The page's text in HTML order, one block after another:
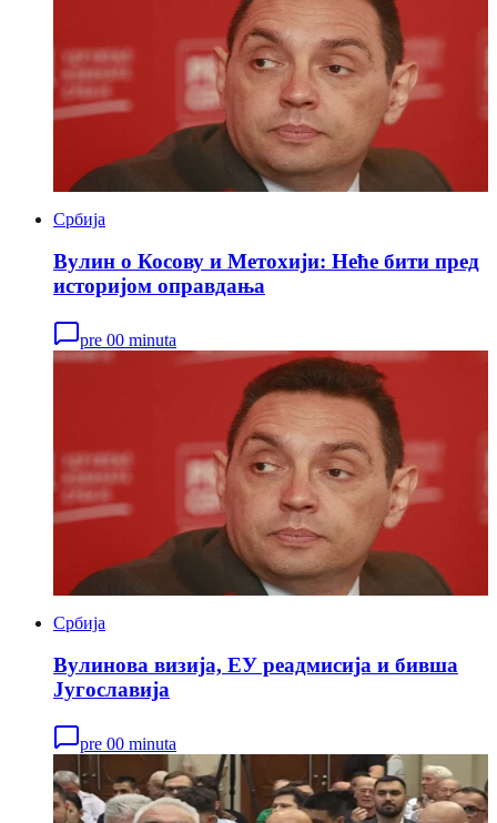
Србија
Вулин о Косову и Метохији: Неће бити пред
историјом оправдања
pre 00 minuta
Србија
Вулинова визија, ЕУ реадмисија и бивша
Југославија
pre 00 minuta